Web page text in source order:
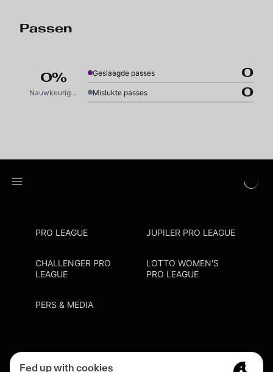
Passen
0%
Nauwkeurigheid
Geslaagde passes 0
Mislukte passes 0
PRO LEAGUE JUPILER PRO LEAGUE
CHALLENGER PRO
LEAGUE
LOTTO WOMEN'S
PRO LEAGUE
PERS & MEDIA